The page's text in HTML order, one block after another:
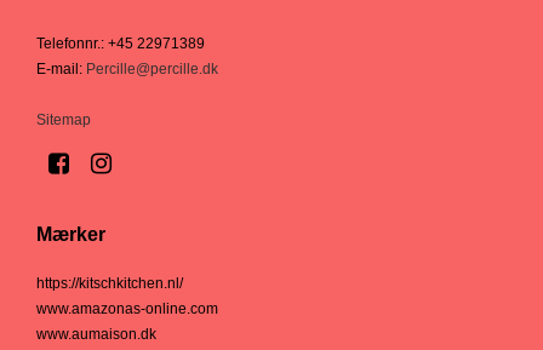
Telefonnr.: +45 22971389
E-mail : Percille@percille.dk
Sitemap
Mærker
https://kitschkitchen.nl/
www.amazonas-online.com
www.aumaison.dk